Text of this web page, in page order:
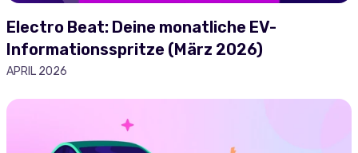
Electro Beat: Deine monatliche EV-
Informationsspritze (März 2026)
APRIL 2026